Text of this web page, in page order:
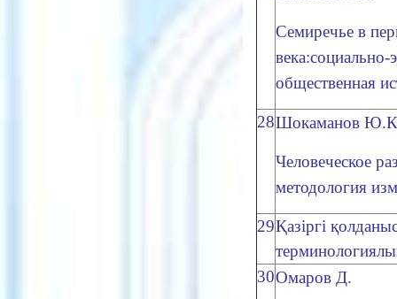
Семиречье в
века:социально-
общественная
28Шокаманов
Человеческое
методология
29Қазіргі
30Омаров Д.